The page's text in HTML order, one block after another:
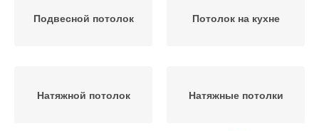
Подвесной потолок Потолок на кухне
Натяжной потолок Натяжные потолки